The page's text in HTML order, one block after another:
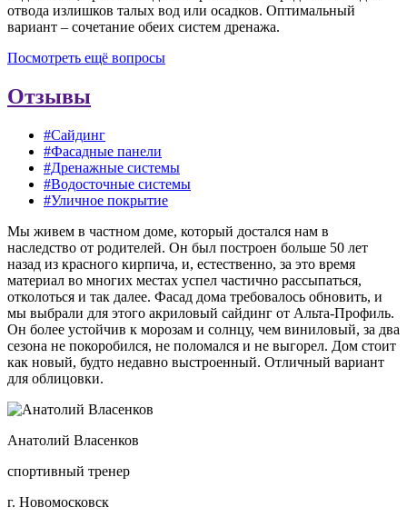
отвода излишков талых вод или осадков. Оптимальный
вариант – сочетание обеих систем дренажа.
Посмотреть ещё вопросы
Отзывы
#Сайдинг
#Фасадные панели
#Дренажные системы
#Водосточные системы
#Уличное покрытие
Мы живем в частном доме, который достался нам в
наследство от родителей. Он был построен больше 50 лет
назад из красного кирпича, и, естественно, за это время
материал во многих местах успел частично рассыпаться,
отколоться и так далее. Фасад дома требовалось обновить, и
мы выбрали для этого акриловый сайдинг от Альта-Профиль.
Он более устойчив к морозам и солнцу, чем виниловый, за два
сезона не покоробился, не поломался и не выгорел. Дом стоит
как новый, будто недавно выстроенный. Отличный вариант
для облицовки.
Анатолий Власенков
спортивный тренер
г. Новомосковск